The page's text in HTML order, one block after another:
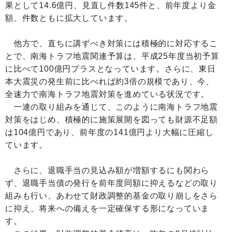
果として14.6億円、見直し件数145件と、前年度より金
額、件数ともに拡大しています。
他方で、直ちに講ずべき対策には積極的に対応するこ
とで、南海トラフ地震関連予算は、平成25年度当初予算
に比べて100億円プラスとなっています。さらに、東日
本大震災の発生前に比べれば約3倍の規模であり、今、
全速力で南海トラフ地震対策を進めている状況です。
一連の取り組みを通じて、このように南海トラフ地震
対策をはじめ、積極的に施策展開を図っても財源不足額
は104億円であり、前年度の141億円より大幅に圧縮し
ています。
さらに、退職手当の見込み額が増額するにも関わら
ず、退職手当債の発行を前年度同額に抑えるなどの取り
組みも行い、あわせて財政調整的基金の取り崩しをさら
に抑え、将来への備えを一定確保する形になっていま
す。